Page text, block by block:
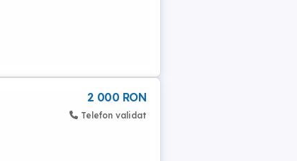
2 000 RON
Telefon validat